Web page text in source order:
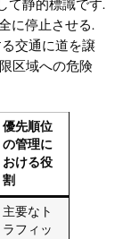
て静的標識です.
に停止させる.
交通に道を譲
区域への危険
優先順位
の管理に
おける役
割
主要なト
ラフィッ